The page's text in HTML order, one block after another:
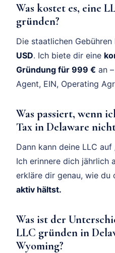
Was kostet es, eine
gründen?
Die staatlichen
USD. Ich biete dir eine
Gründung für 999 € an
Agent, EIN, Operating
Was passiert, wenn
Tax in Delaware
Dann kann deine LLC
Ich erinnere dich jährlich
erkläre dir genau, wie du
aktiv hältst.
Was ist der
LLC gründen in
Wyoming?